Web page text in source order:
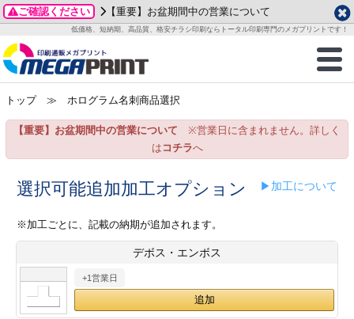
ご確認ください 【重要】お盆期間中の営業について
低価格、短納期、高品質、格安チラシ印刷ならトータル印刷専門のメガプリントです！
商品一覧
グッズ
ステッカー
ックカード印刷
業ツール印刷
＆盛り上げ印刷
ご利用ガイド
お客様へ
いて
方法
/送料について
刷
カード印刷
ックカード名刺
ムカード
型マル型印刷
データ作成ガイド
成前に
ガイド
加工指示ガイド
テンプレート
ード印刷
名刺印刷
ックカード
ード印刷
印刷
一覧
わせ
り
プル請求
2026年 8月
月
火 水 木 金
土
1
3
4 5 6 7
8
15
24
25 26 27
29
金
土
1
2 3
9 10 11
12
トップ≫ ホログラム名刺商品選択
【重要】お盆期間中の営業について ※営業日に含まれません。詳しく
は コチラへ
選択可能追加加工オプション ▶加工について
※加工ごとに、記載の納期が追加されます。
デボス・エンボス
+1営業日